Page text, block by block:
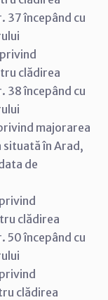
37 începând cu
clădirea
38 începând cu
majorarea
situată în Arad,
de
clădirea
50 începând cu
clădirea